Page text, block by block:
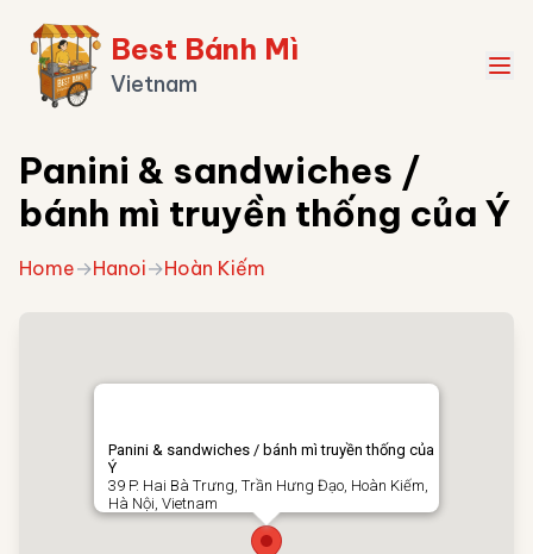
Best Bánh Mì
Vietnam
Panini & sandwiches /
bánh mì truyền thống của Ý
Home→Hanoi→Hoàn Kiếm
Panini & sandwiches / bánh mì truyền thống của
Ý
39 P. Hai Bà Trưng, Trần Hưng Đạo, Hoàn Kiếm,
Hà Nội, Vietnam